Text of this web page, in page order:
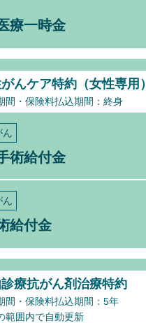
療一時金
んケア特約（女性専用）
間・保険料払込期間：終身
ん
術給付金
ん
給付金
療抗がん剤治療特約
間・保険料払込期間：5年
範囲内で自動更新